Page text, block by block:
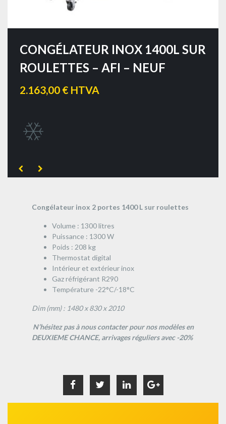
CONGÉLATEUR INOX 1400L SUR
ROULETTES – AFI – NEUF
2.163,00 € HTVA
Congélateur inox 2 portes 1400 L sur roulettes
Volume : 1300 litres
Puissance : 1300 W
Poids : 208 kg
Thermostat digital
Intérieur et extérieur inox
Gaz réfrigérant R290
Température -22°C/-18°C
Dim (mm) : 1480 x 830 x 2010
N’hésitez pas à nous contacter pour nos modèles en
DEUXIEME CHANCE, arrivages réguliers avec -20%